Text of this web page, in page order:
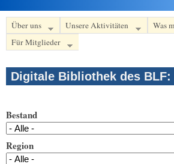
Über uns Unsere Aktivitäten
Was
Für Mitglieder
Digitale Bibliothek des
Bestand
Region